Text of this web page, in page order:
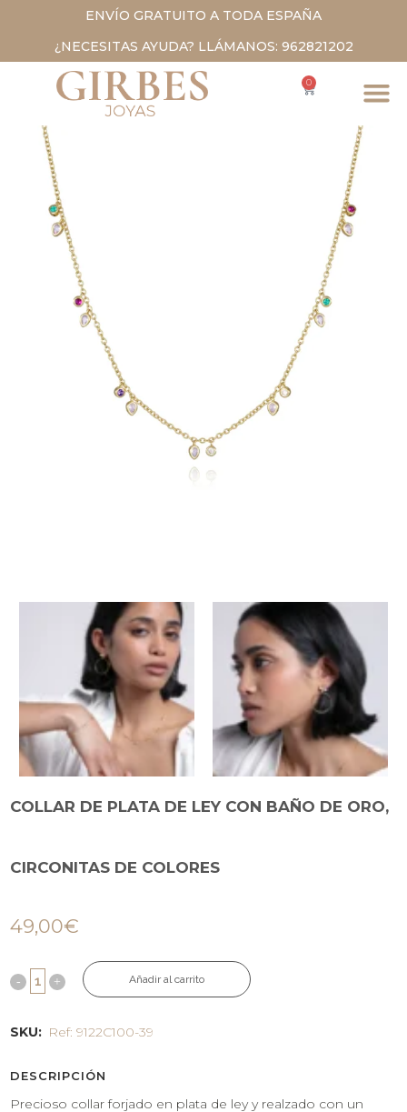
ENVÍO GRATUITO A TODA ESPAÑA
¿NECESITAS AYUDA? LLÁMANOS: 962821202
0
COLLAR DE PLATA DE LEY CON BAÑO DE ORO,
CIRCONITAS DE COLORES
49,00€
Añadir al carrito
SKU: Ref: 9122C100-39
DESCRIPCIÓN
Precioso collar forjado en plata de ley y realzado con un